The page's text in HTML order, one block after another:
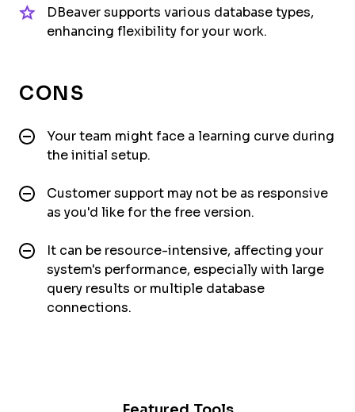
DBeaver supports various database types,
enhancing flexibility for your work.
CONS
Your team might face a learning curve during
the initial setup.
Customer support may not be as responsive
as you'd like for the free version.
It can be resource-intensive, affecting your
system's performance, especially with large
query results or multiple database
connections.